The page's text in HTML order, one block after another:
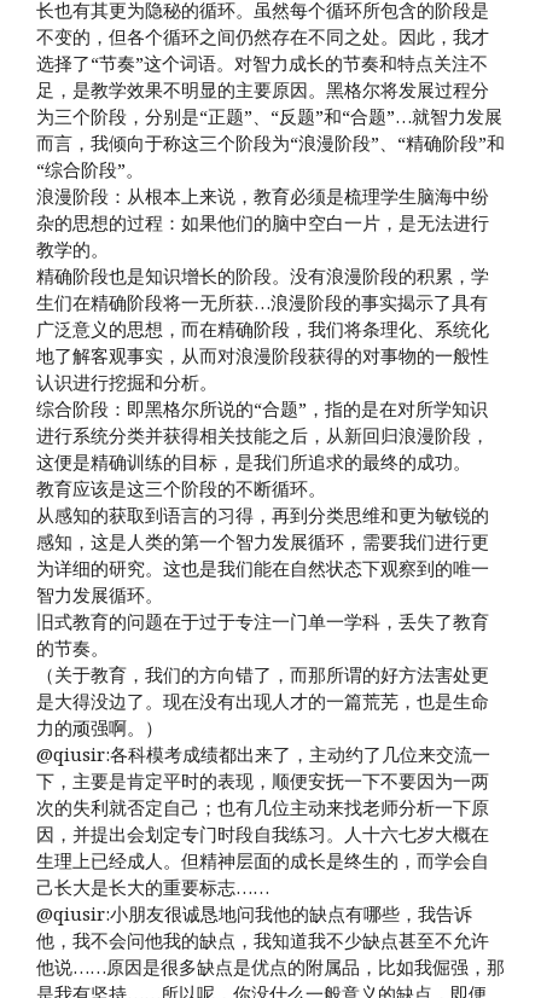
长也有其更为隐秘的循环。虽然每个循环所包含的阶段是
不变的，但各个循环之间仍然存在不同之处。因此，我才
选择了“节奏”这个词语。对智力成长的节奏和特点关注不
足，是教学效果不明显的主要原因。黑格尔将发展过程分
为三个阶段，分别是“正题”、“反题”和“合题”…就智力发展
而言，我倾向于称这三个阶段为“浪漫阶段”、“精确阶段”和
“综合阶段”。
浪漫阶段：从根本上来说，教育必须是梳理学生脑海中纷
杂的思想的过程：如果他们的脑中空白一片，是无法进行
教学的。
精确阶段也是知识增长的阶段。没有浪漫阶段的积累，学
生们在精确阶段将一无所获…浪漫阶段的事实揭示了具有
广泛意义的思想，而在精确阶段，我们将条理化、系统化
地了解客观事实，从而对浪漫阶段获得的对事物的一般性
认识进行挖掘和分析。
综合阶段：即黑格尔所说的“合题”，指的是在对所学知识
进行系统分类并获得相关技能之后，从新回归浪漫阶段，
这便是精确训练的目标，是我们所追求的最终的成功。
教育应该是这三个阶段的不断循环。
从感知的获取到语言的习得，再到分类思维和更为敏锐的
感知，这是人类的第一个智力发展循环，需要我们进行更
为详细的研究。这也是我们能在自然状态下观察到的唯一
智力发展循环。
旧式教育的问题在于过于专注一门单一学科，丢失了教育
的节奏。
（关于教育，我们的方向错了，而那所谓的好方法害处更
是大得没边了。现在没有出现人才的一篇荒芜，也是生命
力的顽强啊。）
@qiusir:各科模考成绩都出来了，主动约了几位来交流一
下，主要是肯定平时的表现，顺便安抚一下不要因为一两
次的失利就否定自己；也有几位主动来找老师分析一下原
因，并提出会划定专门时段自我练习。人十六七岁大概在
生理上已经成人。但精神层面的成长是终生的，而学会自
己长大是长大的重要标志…… ​​​​
@qiusir:小朋友很诚恳地问我他的缺点有哪些，我告诉
他，我不会问他我的缺点，我知道我不少缺点甚至不允许
他说……原因是很多缺点是优点的附属品，比如我倔强，那
是我有坚持……所以呢，你没什么一般意义的缺点，即便